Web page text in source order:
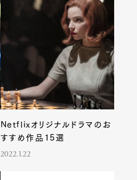
Netflixオリジナルドラマのお
すすめ作品15選
2022.1.22